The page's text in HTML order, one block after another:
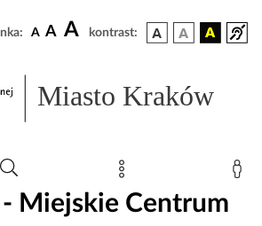
A A A kontrast:
Miasto Kraków
- Miejskie Centrum